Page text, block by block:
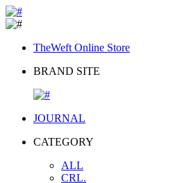
TheWeft Online Store
BRAND SITE
JOURNAL
CATEGORY
ALL
CRL.